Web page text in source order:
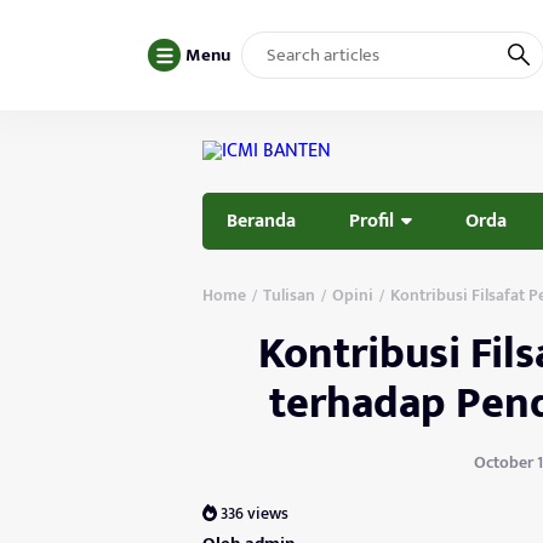
Menu
Beranda Profil Orda
Home / Tulisan / Opini / Kontribusi Filsafat
Kontribusi
terhadap
October
336 views